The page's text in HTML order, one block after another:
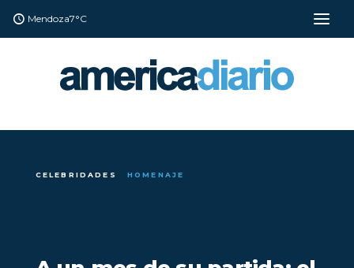
Mendoza7°C
CELEBRIDADES HOMENAJE